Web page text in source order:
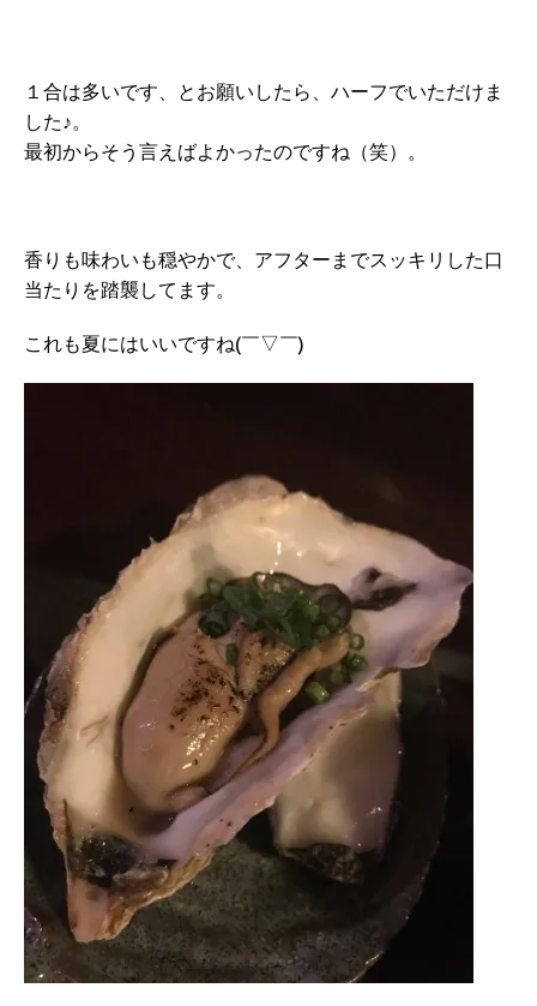
１合は多いです、とお願いしたら、ハーフでいただけま
した♪。
最初からそう言えばよかったのですね（笑）。
香りも味わいも穏やかで、アフターまでスッキリした口
当たりを踏襲してます。
これも夏にはいいですね(￣▽￣)